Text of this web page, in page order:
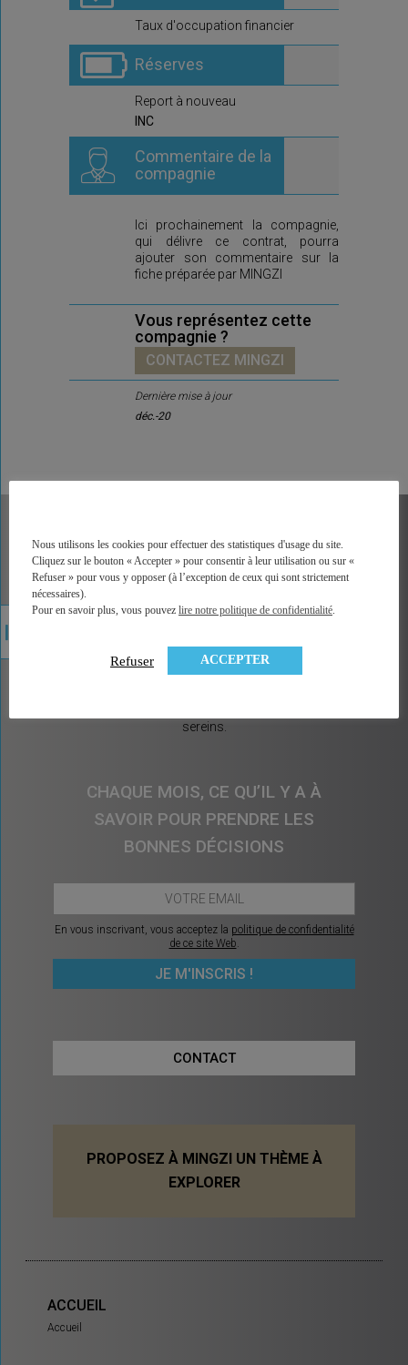
Taux d'occupation financier
Réserves
Report à nouveau
INC
Commentaire de la
compagnie
Ici prochainement la compagnie,
qui délivre ce contrat, pourra
ajouter son commentaire sur la
fiche préparée par MINGZI
Vous représentez cette
compagnie ?
CONTACTEZ MINGZI
Dernière mise à jour
déc.-20
MINGZI
Mon patrimoine. Bien comprendre et décider.
MINGZI vous explique tous les placements et pas
seulement les placements financiers. Un vocabulaire
direct à la bonne information, à une analyse factuelle
de plus de 350 contrats du marché, et sans arrière
pensée car MINGZI ne vend ni conseil ni placement.
sereins.
CHAQUE MOIS, CE QU’IL Y A À
SAVOIR POUR PRENDRE LES
BONNES DÉCISIONS
En vous inscrivant, vous acceptez la politique de confidentialité
de ce site Web.
CONTACT
PROPOSEZ À MINGZI UN THÈME À
EXPLORER
ACCUEIL
Accueil
Nous utilisons les cookies pour effectuer des statistiques d'usage du site.
Cliquez sur le bouton « Accepter » pour consentir à leur utilisation ou sur «
Refuser » pour vous y opposer (à l’exception de ceux qui sont strictement
nécessaires).
Pour en savoir plus, vous pouvez lire notre politique de confidentialité.
Refuser ACCEPTER